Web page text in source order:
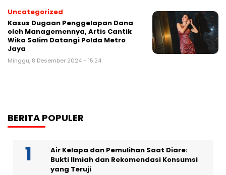
Uncategorized
Kasus Dugaan Penggelapan Dana
oleh Managemennya, Artis Cantik
Wika Salim Datangi Polda Metro
Jaya
Minggu, 8 Desember 2024 - 15:24
BERITA POPULER
Air Kelapa dan Pemulihan Saat Diare:
Bukti Ilmiah dan Rekomendasi Konsumsi
yang Teruji